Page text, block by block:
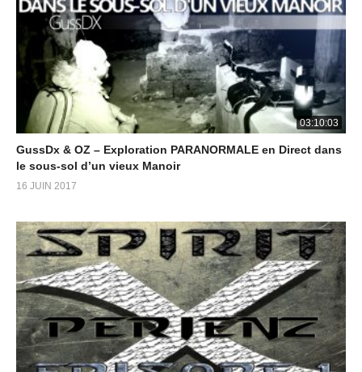
03:10:03
GussDx & OZ – Exploration PARANORMALE en Direct dans
le sous-sol d’un vieux Manoir
16 JUIN 2017